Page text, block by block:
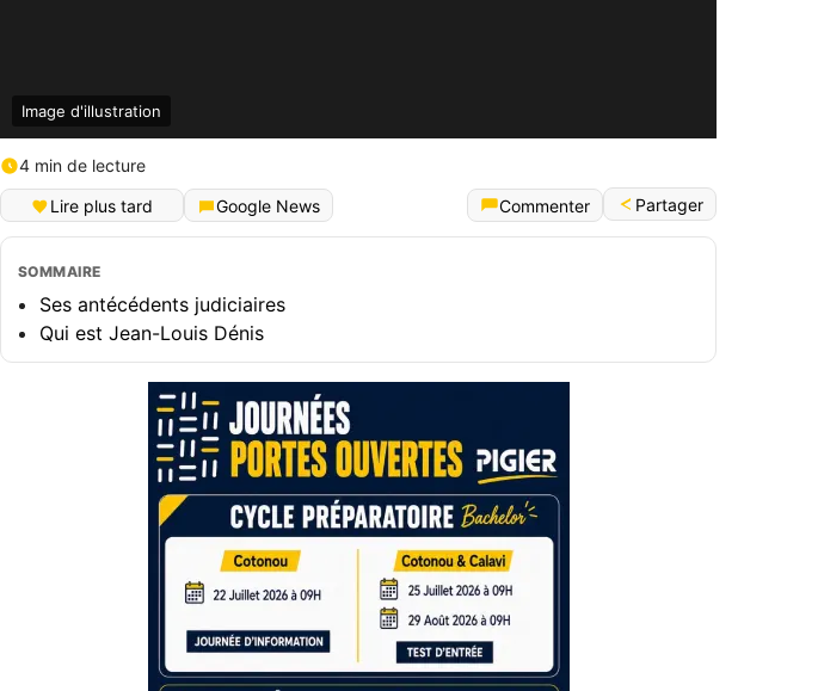
Image d'illustration
4 min de lecture
Lire plus tard
Google News Commenter Partager
SOMMAIRE
Ses antécédents judiciaires
Qui est Jean-Louis Dénis